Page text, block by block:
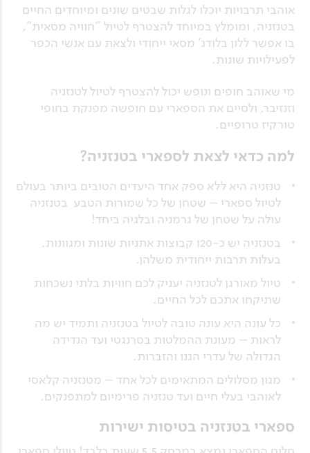
אוהבי תרבויות יוכלו לגלות שבטים שונים ומיוחדים החיים
בטנזניה, ומומלץ במיוחד להצטרף לטיול "חוויה מסאית",
בו אפשר ללון בלודג' מסאי ייחודי ולצאת עם אנשי הכפר
לפעילויות שונות.
מי שאוהב חופים ונופש יכול להצטרף לטיול לטנזניה
וזנזיבר, ולסיים את הספארי עם חופשה מפנקת בחופי
טורקיז טרופיים.
למה כדאי לצאת לספארי בטנזניה?
טנזניה היא ללא ספק אחד היעדים הטובים ביותר בעולם
לטיול ספארי – שטחן של כל שמורות הטבע בטנזניה
עולה על שטחן של גרמניה ובלגיה ביחד!
בטנזניה יש כ-120 קבוצות אתניות שונות ומגוונות,
בעלות תרבות ייחודית משלהן.
טיול מאורגן לטנזניה יעניק לכם חוויות בלתי נשכחות
שתיקחו אתכם לכל החיים.
כל עונה היא עונה טובה לטיול בטנזניה ותמיד יש מה
לראות – מעונת ההמלטות בסרנגטי ועד הנדידה
הגדולה של עדרי הגנו והזברות.
מגון מסלולים המתאימים לכל אחד – מטנזניה קלאסי
לאוהבי בעלי חיים ועד טנזניה פרימיום למתפנקים.
ספארי בטנזניה בטיסות ישירות